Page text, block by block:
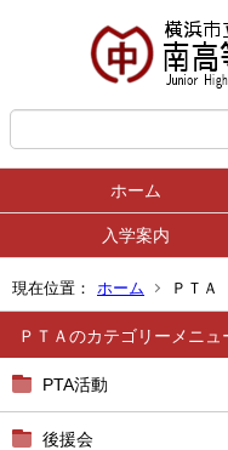
ホーム
入学案内
現在位置： ホーム ＰＴＡ
ＰＴＡ
PTA活動
後援会